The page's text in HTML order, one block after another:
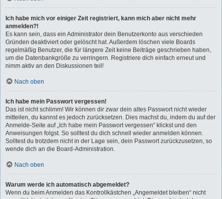
Ich habe mich vor einiger Zeit registriert, kann mich aber nicht mehr
anmelden?!
Es kann sein, dass ein Administrator dein Benutzerkonto aus verschieden
Gründen deaktiviert oder gelöscht hat. Außerdem löschen viele Boards
regelmäßig Benutzer, die für längere Zeit keine Beiträge geschrieben haben,
um die Datenbankgröße zu verringern. Registriere dich einfach erneut und
nimm aktiv an den Diskussionen teil!
Nach oben
Ich habe mein Passwort vergessen!
Das ist nicht schlimm! Wir können dir zwar dein altes Passwort nicht wieder
mitteilen, du kannst es jedoch zurücksetzen. Dies machst du, indem du auf der
Anmelde-Seite auf „Ich habe mein Passwort vergessen“ klickst und den
Anweisungen folgst. So solltest du dich schnell wieder anmelden können.
Solltest du trotzdem nicht in der Lage sein, dein Passwort zurückzusetzen, so
wende dich an die Board-Administration.
Nach oben
Warum werde ich automatisch abgemeldet?
Wenn du beim Anmelden das Kontrollkästchen „Angemeldet bleiben“ nicht